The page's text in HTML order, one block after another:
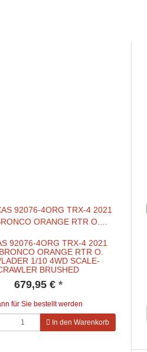
92076-4ORG TRX-4 2021
ORANGE RTR O.
1/10 4WD SCALE-
BRUSHED
679,95 € *
für Sie bestellt werden
In den Warenkorb